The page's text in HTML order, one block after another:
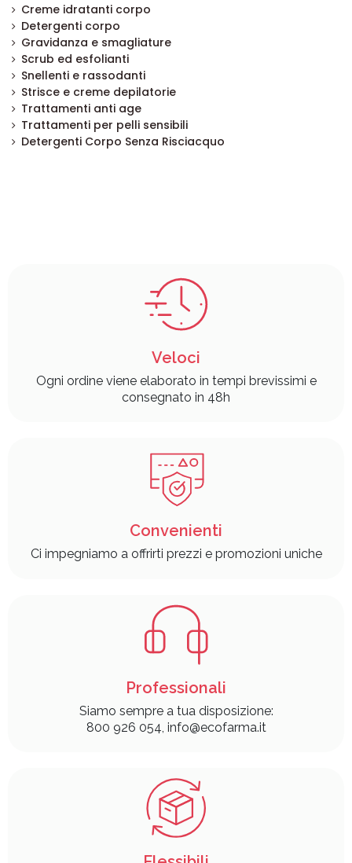
Creme idratanti corpo
Detergenti corpo
Gravidanza e smagliature
Scrub ed esfolianti
Snellenti e rassodanti
Strisce e creme depilatorie
Trattamenti anti age
Trattamenti per pelli sensibili
Detergenti Corpo Senza Risciacquo
Veloci
Ogni ordine viene elaborato in tempi brevissimi e
consegnato in 48h
Convenienti
Ci impegniamo a offrirti prezzi e promozioni uniche
Professionali
Siamo sempre a tua disposizione:
800 926 054, info@ecofarma.it